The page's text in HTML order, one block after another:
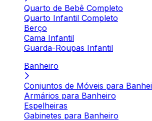
Quarto de Bebê Completo
Quarto Infantil Completo
Berço
Cama Infantil
Guarda-Roupas Infantil
Banheiro
Conjuntos de Móveis para
Armários para Banheiro
Espelheiras
Gabinetes para Banheiro